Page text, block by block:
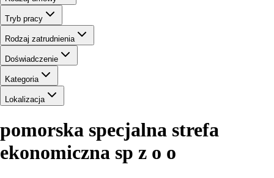
Tryb pracy
Rodzaj zatrudnienia
Doświadczenie
Kategoria
Lokalizacja
pomorska specjalna strefa
ekonomiczna sp z o o